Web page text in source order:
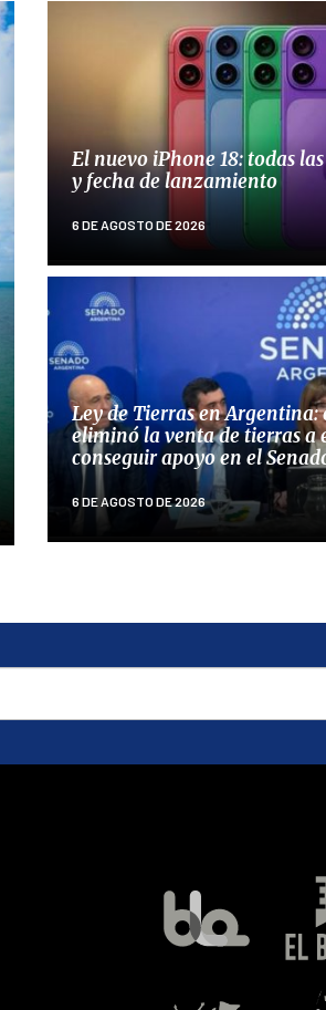
El nuevo iPhone 18: todas
y fecha de lanzamiento
6 DE AGOSTO DE 2026
Ley de Tierras en Argentina:
eliminó la venta de tierras a
conseguir apoyo en el
6 DE AGOSTO DE 2026